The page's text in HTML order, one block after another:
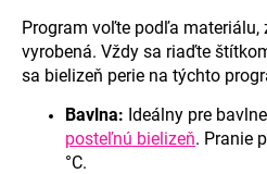
Program voľte podľa materiálu,
vyrobená. Vždy sa riaďte
sa bielizeň perie na týchto
Bavlna: Ideálny pre
posteľnú bielizeň. Pranie
°C.
HĽADAŤ